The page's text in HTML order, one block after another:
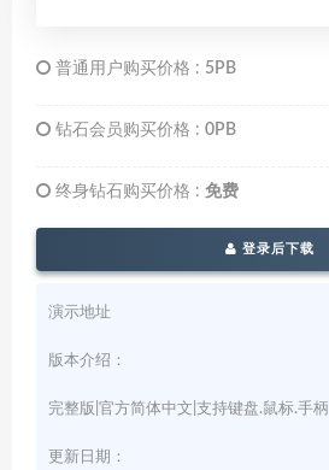
普通用户购买价格 : 5PB
钻石会员购买价格 : 0PB
终身钻石购买价格 : 免费
登录后下载
演示地址
版本介绍：
完整版|官方简体中文|支持键盘.鼠标.手柄
更新日期：